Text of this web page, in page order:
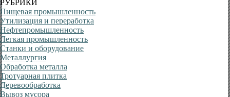
РУБРИКИ
Пищевая промышленность
Утилизация и переработка
Нефтепромышленность
Легкая промышленность
Станки и оборудование
Металлургия
Обработка металла
Тротуарная плитка
Деревообработка
Вывоз мусора